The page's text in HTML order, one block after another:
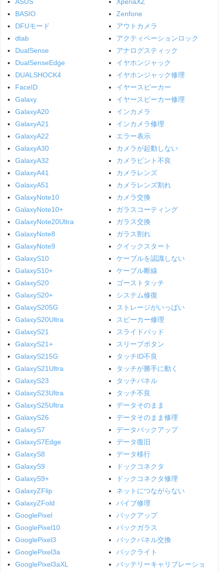
BASIO
DFUモード
dtab
DualSense
DualSenseEdge
DUALSHOCK4
FaceID
Galaxy
GalaxyA20
GalaxyA21
GalaxyA22
GalaxyA30
GalaxyA32
GalaxyA41
GalaxyA51
GalaxyNote10
GalaxyNote10+
GalaxyNote20Ultra
GalaxyNote8
GalaxyNote9
GalaxyS10
GalaxyS10+
GalaxyS20
GalaxyS20+
GalaxyS205G
GalaxyS20Ultra
GalaxyS21
GalaxyS21+
GalaxyS215G
GalaxyS21Ultra
GalaxyS23
GalaxyS23Ultra
GalaxyS25Ultra
GalaxyS26
GalaxyS7
GalaxyS7Edge
GalaxyS8
GalaxyS9
GalaxyS9+
GalaxyZFlip
GalaxyZFold
GooglePixel
GooglePixel10
GooglePixel3
GooglePixel3a
GooglePixel3aXL
Zenfone
アウトカメラ
アクティベーションロック
アナログスティック
イヤホンジャック
イヤホンジャック修理
イヤースピーカー
イヤースピーカー修理
インカメラ
インカメラ修理
エラー表示
カメラが起動しない
カメラピント不良
カメラレンズ
カメラレンズ割れ
カメラ交換
ガラスコーティング
ガラス交換
ガラス割れ
クイックスタート
ケーブルを認識しない
ケーブル断線
ゴーストタッチ
システム修復
ストレージがいっぱい
スピーカー修理
スライドパッド
スリープボタン
タッチID不良
タッチが勝手に動く
タッチパネル
タッチ不良
データそのまま
データそのまま修理
データバックアップ
データ復旧
データ移行
ドックコネクタ
ドックコネクタ修理
ネットにつながらない
バイブ修理
バックアップ
バックガラス
バックパネル交換
バックライト
バッテリーキャリブレーショ